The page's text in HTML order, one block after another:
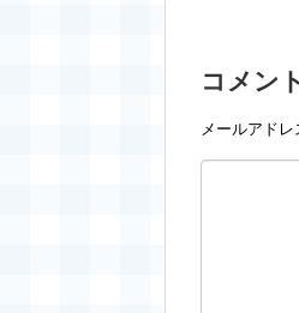
コメン
メールアドレ